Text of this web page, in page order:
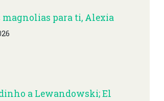
magnolias para ti, Alexia
a Lewandowski; El